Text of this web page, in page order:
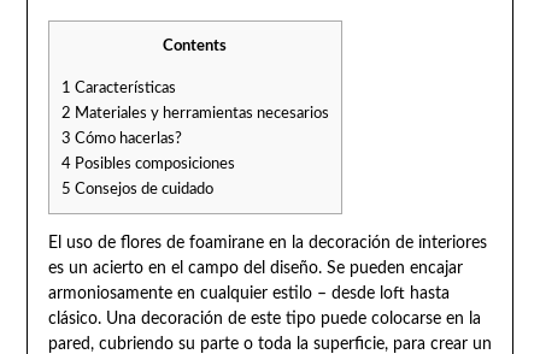
Contents
1 Características
2 Materiales y herramientas necesarios
3 Cómo hacerlas?
4Posibles composiciones
5 Consejos de cuidado
El uso de flores de foamirane en la decoración de interiores
es un acierto en el campo del diseño. Se pueden encajar
armoniosamente en cualquier estilo – desde loft hasta
clásico. Una decoración de este tipo puede colocarse en la
pared, cubriendo su parte o toda la superficie, para crear un